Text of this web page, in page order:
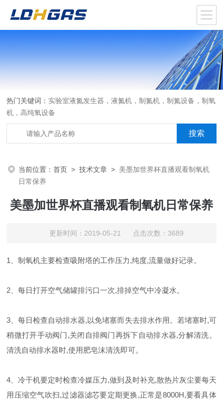
热门关键词： 实验室液氮发生器，液氮机，制氮机，制氮设备，制氧
机，高纯氧设备
当前位置：首页 >技术文章 > 美墨加世界杯直播观看制氧机
日常保养
美墨加世界杯直播观看制氧机日常保养
更新时间：2019-05-21 点击次数：3689
1、制氧机主要检查吸附塔的工作压力,纯度,流量做好记录。
2、每日打开空气储罐排污口一次,排掉空气中冷凝水。
3、每日检查自动排水器,以免堵塞而失去排水作用。若堵塞时,可
稍微打开手动阀门,关闭自排阀门再拆下自动排水器,分解清洗。
清洗自动排水器时,使用肥皂沫清洗即可。
4、冷干机要定时检查冷媒压力,做到及时补充,散热片灰尘要每天
用压缩空气吹扫,过滤器滤芯要定期更换,正常是8000H,要看具体